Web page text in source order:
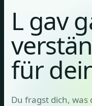
L gav
für
Du fragst dich, was